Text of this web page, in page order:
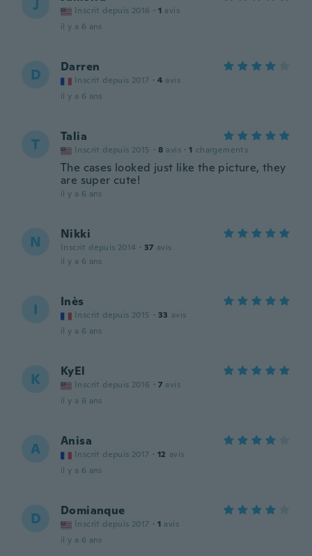
J Inscrit depuis 2016 · 1 avis
il y a 6 ans
D Darren
Inscrit depuis 2017 · 4 avis
il y a 6 ans
T Talia
Inscrit depuis 2015 · 8 avis · 1 chargements
The cases looked just like the picture, they
are super cute!
il y a 6 ans
N Nikki
Inscrit depuis 2014 · 37 avis
il y a 6 ans
I Inès
Inscrit depuis 2015 · 33 avis
il y a 6 ans
K KyEl
Inscrit depuis 2016 · 7 avis
il y a 6 ans
A Anisa
Inscrit depuis 2017 · 12 avis
il y a 6 ans
D Domianque
Inscrit depuis 2017 · 1 avis
il y a 6 ans